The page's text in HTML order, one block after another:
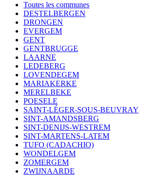
Toutes les communes
DESTELBERGEN
DRONGEN
EVERGEM
GENT
GENTBRUGGE
LAARNE
LEDEBERG
LOVENDEGEM
MARIAKERKE
MERELBEKE
POESELE
SAINT-LÉGER-SOUS-BEUVRAY
SINT-AMANDSBERG
SINT-DENIJS-WESTREM
SINT-MARTENS-LATEM
TUFO (CADACHIO)
WONDELGEM
ZOMERGEM
ZWIJNAARDE